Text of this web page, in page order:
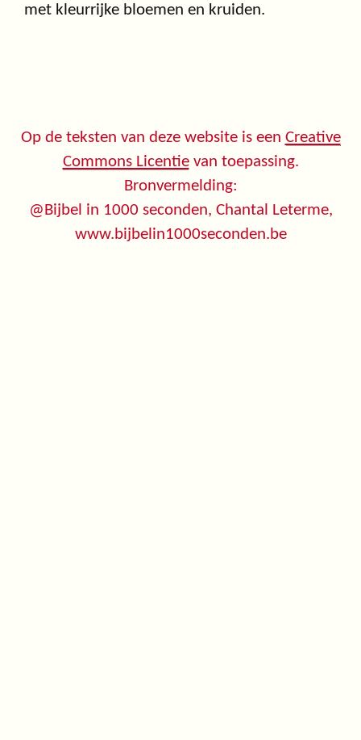
met kleurrijke bloemen en kruiden.
Op de teksten van deze website is een Creative
Commons Licentievan toepassing.
Bronvermelding:
@Bijbel in 1000 seconden, Chantal Leterme,
www.bijbelin1000seconden.be